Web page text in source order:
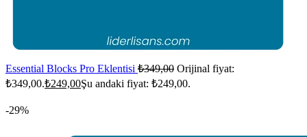
Essential Blocks Pro Eklentisi ₺349,00 Orijinal fiyat:
₺349,00.₺249,00Şu andaki fiyat: ₺249,00.
-29%